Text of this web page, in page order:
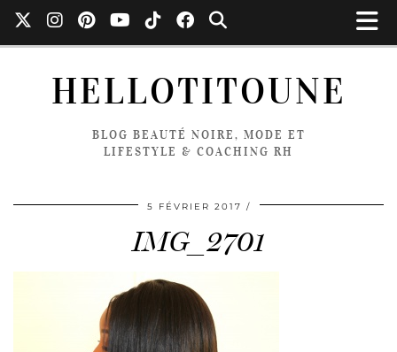
HELLOTITOUNE
BLOG BEAUTÉ NOIRE, MODE ET
LIFESTYLE & COACHING RH
5 FÉVRIER 2017
IMG_2701